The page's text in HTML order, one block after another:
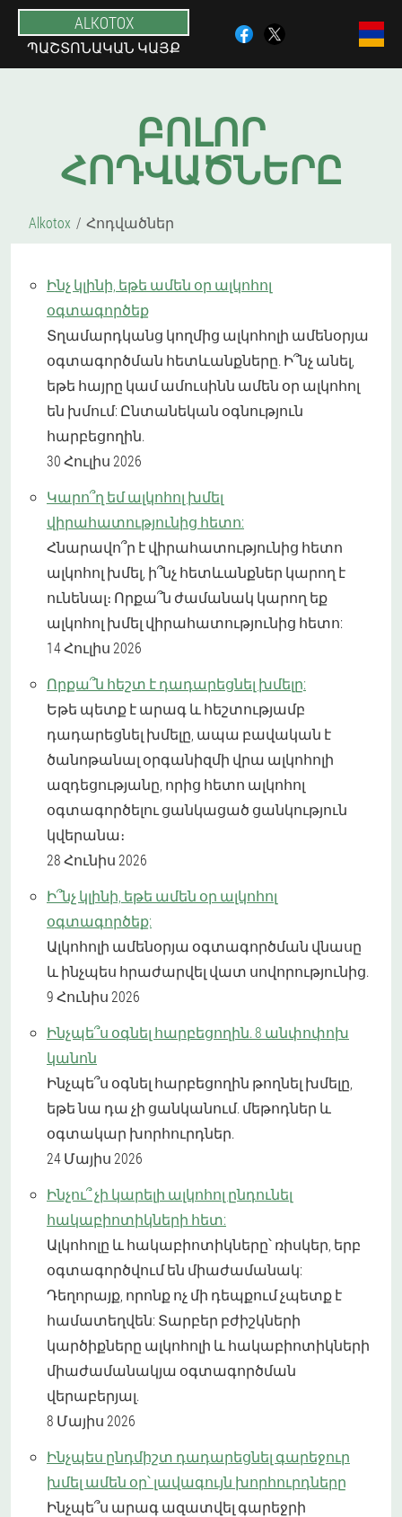
ALKOTOX
ՊԱՇՏՈՆԱԿԱՆ ԿԱՅՔ
ԲՈԼՈՐ
ՀՈԴՎԱԾՆԵՐԸ
Alkotox Հոդվածներ
Ինչ կլինի, եթե ամեն օր ալկոհոլ
օգտագործեք
Տղամարդկանց կողմից ալկոհոլի ամենօրյա
օգտագործման հետևանքները. Ի՞նչ անել,
եթե հայրը կամ ամուսինն ամեն օր ալկոհոլ
են խմում: Ընտանեկան օգնություն
հարբեցողին.
30 Հուլիս 2026
Կարո՞ղ եմ ալկոհոլ խմել
վիրահատությունից հետո:
Հնարավո՞ր է վիրահատությունից հետո
ալկոհոլ խմել, ի՞նչ հետևանքներ կարող է
ունենալ։ Որքա՞ն ժամանակ կարող եք
ալկոհոլ խմել վիրահատությունից հետո:
14 Հուլիս 2026
Որքա՞ն հեշտ է դադարեցնել խմելը:
Եթե ​​պետք է արագ և հեշտությամբ
դադարեցնել խմելը, ապա բավական է
ծանոթանալ օրգանիզմի վրա ալկոհոլի
ազդեցությանը, որից հետո ալկոհոլ
օգտագործելու ցանկացած ցանկություն
կվերանա։
28 Հունիս 2026
Ի՞նչ կլինի, եթե ամեն օր ալկոհոլ
օգտագործեք:
Ալկոհոլի ամենօրյա օգտագործման վնասը
և ինչպես հրաժարվել վատ սովորությունից.
9 Հունիս 2026
Ինչպե՞ս օգնել հարբեցողին. 8 անփոփոխ
կանոն
Ինչպե՞ս օգնել հարբեցողին թողնել խմելը,
եթե նա դա չի ցանկանում. մեթոդներ և
օգտակար խորհուրդներ.
24 Մայիս 2026
Ինչու՞ չի կարելի ալկոհոլ ընդունել
հակաբիոտիկների հետ:
Ալկոհոլը և հակաբիոտիկները՝ ռիսկեր, երբ
օգտագործվում են միաժամանակ:
Դեղորայք, որոնք ոչ մի դեպքում չպետք է
համատեղվեն: Տարբեր բժիշկների
կարծիքները ալկոհոլի և հակաբիոտիկների
միաժամանակյա օգտագործման
վերաբերյալ.
8 Մայիս 2026
Ինչպես ընդմիշտ դադարեցնել գարեջուր
խմել ամեն օր՝ լավագույն խորհուրդները
Ինչպե՞ս արագ ազատվել գարեջրի